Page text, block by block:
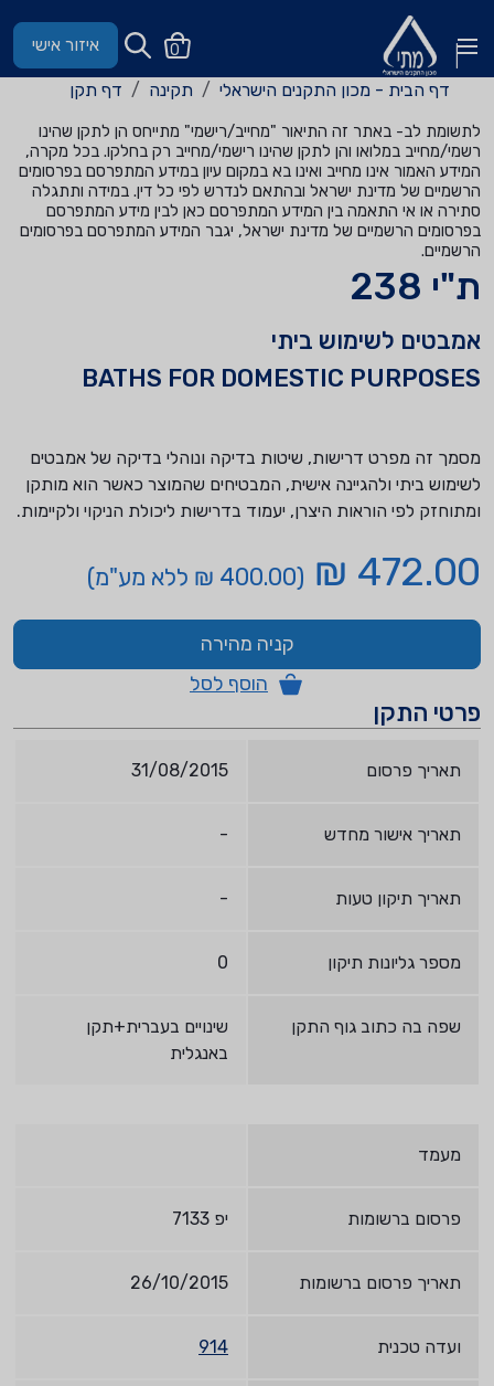
0 איזור אישי
דף הבית - מכון התקנים הישראלי תקינה דף תקן
לתשומת לב- באתר זה התיאור "מחייב/רישמי" מתייחס הן לתקן שהינו
רשמי/מחייב במלואו והן לתקן שהינו רישמי/מחייב רק בחלקו. בכל מקרה,
המידע האמור אינו מחייב ואינו בא במקום עיון במידע המתפרסם בפרסומים
הרשמיים של מדינת ישראל ובהתאם לנדרש לפי כל דין. במידה ותתגלה
סתירה או אי התאמה בין המידע המתפרסם כאן לבין מידע המתפרסם
בפרסומים הרשמיים של מדינת ישראל, יגבר המידע המתפרסם בפרסומים
הרשמיים.
ת"י 238
אמבטים לשימוש ביתי
BATHS FOR DOMESTIC PURPOSES
מסמך זה מפרט דרישות, שיטות בדיקה ונוהלי בדיקה של אמבטים
לשימוש ביתי ולהגיינה אישית, המבטיחים שהמוצר כאשר הוא מותקן
ומתוחזק לפי הוראות היצרן, יעמוד בדרישות ליכולת הניקוי ולקיימות.
472.00 ₪ (400.00 ₪ ללא מע"מ)
קניה מהירה
הוסף לסל
פרטי התקן
תאריך פרסום 31/08/2015
תאריך אישור מחדש -
תאריך תיקון טעות -
מספר גליונות תיקון 0
שפה בה כתוב גוף התקן
שינויים בעברית+תקן
באנגלית
מעמד
פרסום ברשומות יפ 7133
תאריך פרסום ברשומות 26/10/2015
ועדה טכנית 914